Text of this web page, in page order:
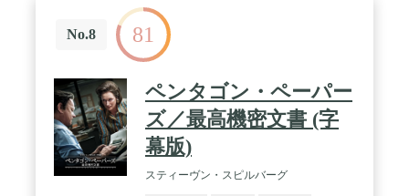
No.8 81
ペンタゴン・ペーパー
ズ／最高機密文書 (字
幕版)
スティーヴン・スピルバーグ